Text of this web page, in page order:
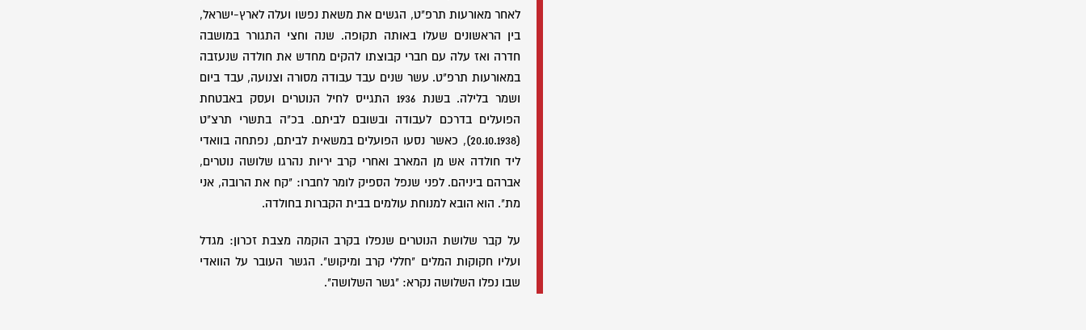
לאחר מאורעות תרפ"ט, הגשים את משאת נפשו ועלה לארץ-ישראל,
בין הראשונים שעלו באותה תקופה. שנה וחצי התגורר במושבה
חדרה ואז עלה עם חברי קבוצתו להקים מחדש את חולדה שנעזבה
במאורעות תרפ"ט. עשר שנים עבד עבודה מסורה וצנועה, עבד ביום
ושמר בלילה. בשנת 1936 התגייס לחיל הנוטרים ועסק באבטחת
הפועלים בדרכם לעבודה ובשובם לביתם. בכ"ה בתשרי תרצ"ט
(20.10.1938), כאשר נסעו הפועלים במשאית לביתם, נפתחה בוואדי
ליד חולדה אש מן המארב ואחרי קרב יריות נהרגו שלושה נוטרים,
אברהם ביניהם. לפני שנפל הספיק לומר לחברו: "קח את הרובה, אני
מת". הוא הובא למנוחת עולמים בבית הקברות בחולדה.
על קבר שלושת הנוטרים שנפלו בקרב הוקמה מצבת זכרון: מגדל
ועליו חקוקות המלים "חללי קרב ומיקוש". הגשר העובר על הוואדי
שבו נפלו השלושה נקרא: "גשר השלושה".